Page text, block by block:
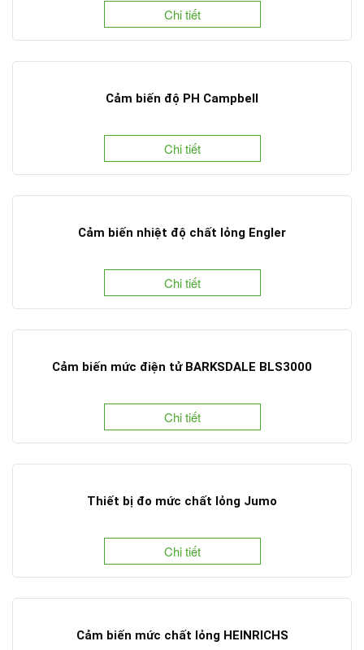
Chi tiết
Cảm biến độ PH Campbell
Chi tiết
Cảm biến nhiệt độ chất lỏng Engler
Chi tiết
Cảm biến mức điện tử BARKSDALE BLS3000
Chi tiết
Thiết bị đo mức chất lỏng Jumo
Chi tiết
Cảm biến mức chất lỏng HEINRICHS